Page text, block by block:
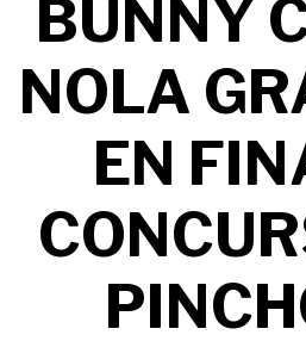
BUNNY
NOLA
EN